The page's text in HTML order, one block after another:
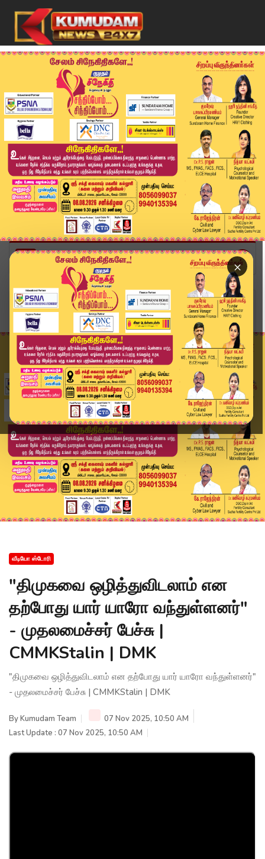
×
Home
வீடியோ ஸ்டோரி
"திமுகவை ஒழித்துவிடலாம் என தற்போது யார் யாரோ வந...
வீடியோ ஸ்டோரி
"திமுகவை ஒழித்துவிடலாம் என
தற்போது யார் யாரோ வந்துள்ளனர்"
- முதலமைச்சர் பேச்சு |
CMMKStalin | DMK
"திமுகவை ஒழித்துவிடலாம் என தற்போது யார் யாரோ வந்துள்ளனர்"
- முதலமைச்சர் பேச்சு | CMMKStalin | DMK
ByKumudam Team
07 Nov 2025, 10:50 AM
Last Update : 07 Nov 2025, 10:50 AM